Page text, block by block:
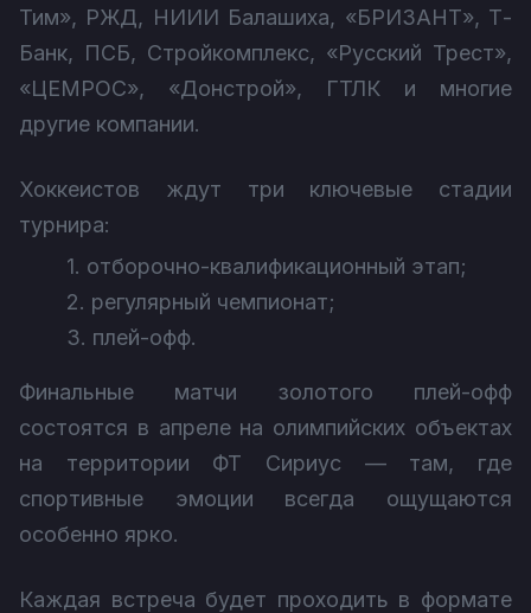
Тим», РЖД, НИИИ Балашиха, «БРИЗАНТ», Т-
Банк, ПСБ, Стройкомплекс, «Русский Трест»,
«ЦЕМРОС», «Донстрой», ГТЛК и многие
другие компании.
Хоккеистов ждут три ключевые стадии
турнира:
1. отборочно-квалификационный этап;
2. регулярный чемпионат;
3. плей-офф.
Финальные матчи золотого плей-офф
состоятся в апреле на олимпийских объектах
на территории ФТ Сириус — там, где
спортивные эмоции всегда ощущаются
особенно ярко.
Каждая встреча будет проходить в формате